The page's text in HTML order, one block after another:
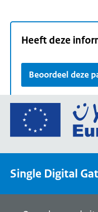
Heeft deze
Beoordeel deze
Single Digital